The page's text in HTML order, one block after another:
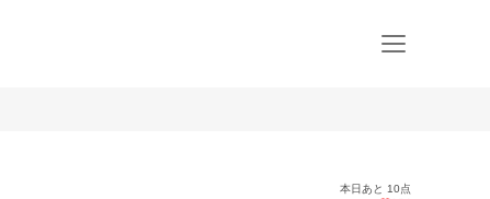
本日あと 10点